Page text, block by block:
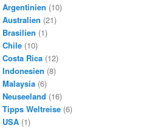
Argentinien (10)
Australien (21)
Brasilien (1)
Chile (10)
Costa Rica (12)
Indonesien (8)
Malaysia (6)
Neuseeland (16)
Tipps Weltreise (6)
USA (1)